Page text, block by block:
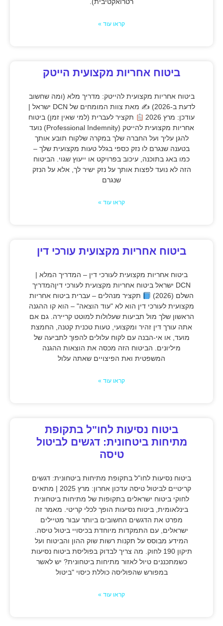
רטרואקטיבית).
קראו עוד »
ביטוח אחריות מקצועית הייטק
ביטוח אחריות מקצועית להייטק: מדריך מלא (ומה שחשוב
לדעת ב-2026) ✍
מאת צוות המומחים של DCN ישראל |
עודכן: מרץ 2026
תקציר לעברית (למי שאין זמן) ביטוח
אחריות מקצועית להייטק (Professional Indemnity) נועד
להגן עליך ועל החברה שלך במקרה שלקוח תובע אותך
בטענה שנגרם לו נזק כספי בגלל טעות מקצועית שלך –
כמו באג בתוכנה, עיכוב בפרויקט או ייעוץ שגוי. הביטוח
הזה לא נועד לפצות אותך על נזק ישיר לך, אלא על הנזק
שנגרם
קראו עוד »
ביטוח אחריות מקצועית עורכי דין
ביטוח אחריות מקצועית לעורכי דין – המדריך המלא |
DCN ישראל ביטוח אחריות מקצועית לעורכי דיןהמדריך
השלם (2026)
תקציר מנהלים – עברית ביטוח אחריות
מקצועית לעורכי דין הוא לא "עוד הוצאה" – הוא קו ההגנה
הראשון שלך מול תביעות שעלולות למוטט קריירה. גם אם
אתה עורך דין זהיר ומקצועי, טעות טכנית קטנה, החמצת
מועד, או אי-הבנה עם לקוח עלולים להפוך לתביעה של
מיליונים. הביטוח הזה מכסה את הוצאות ההגנה
המשפטית ואת הפיצויים שאתה עלול
קראו עוד »
ביטוח נסיעות לחו"ל בתקופת
מתיחות ביטחונית: דגשים לביטול
טיסה
ביטוח נסיעות לחו"ל בתקופת מתיחות ביטחונית: דגשים
קריטיים לביטול טיסה עדכון אחרון: מרץ 2025 | מתאים
לחוקי ביטוח ישראלים בתקופות של מתיחות ביטחונית
בינלאומית, ביטוח נסיעות הופך לכלי קריטי. מאמר זה
מפרט את הדגשים החשובים ביותר עבור מטיילים
ישראלים, עם התמקדות מיוחדת בכיסויי ביטול טיסה.
המידע מבוסס על תקנות רשות שוק ההון והביטוח ועל
תיקון 190 לחוק. מה צריך לבדוק בפוליסת ביטוח נסיעות
כשמתכננים טיול לאזור מתיחות ביטחונית? יש לאשר
במפורש שהפוליסה כוללת כיסוי "ביטול
קראו עוד »